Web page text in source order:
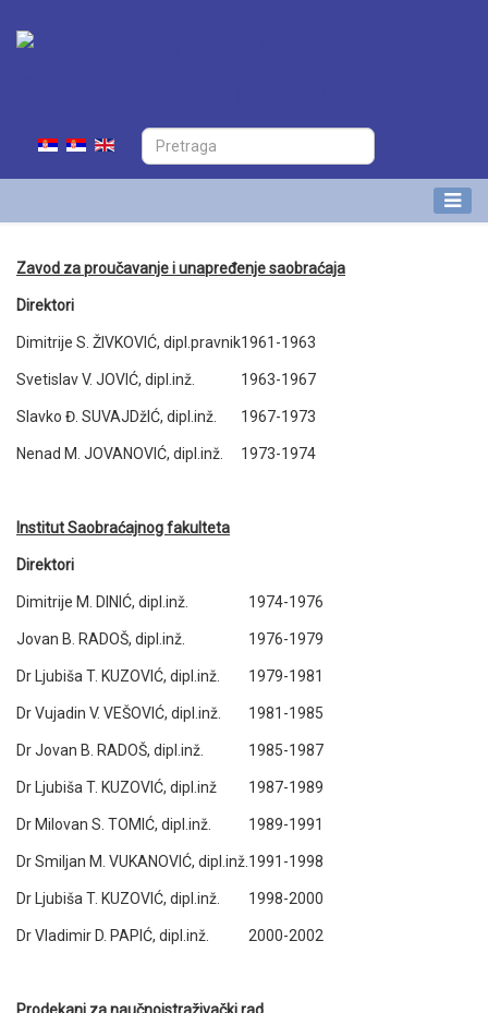
Zavod za proučavanje i unapređenje saobraćaja
Direktori
Dimitrije S. ŽIVKOVIĆ, dipl.pravnik1961-1963
Svetislav V. JOVIĆ, dipl.inž. 1963-1967
Slavko Đ. SUVAJDžIĆ, dipl.inž. 1967-1973
Nenad M. JOVANOVIĆ, dipl.inž. 1973-1974
Institut Saobraćajnog fakulteta
Direktori
Dimitrije M. DINIĆ, dipl.inž. 1974-1976
Jovan B. RADOŠ, dipl.inž. 1976-1979
Dr Ljubiša T. KUZOVIĆ, dipl.inž. 1979-1981
Dr Vujadin V. VEŠOVIĆ, dipl.inž. 1981-1985
Dr Jovan B. RADOŠ, dipl.inž. 1985-1987
Dr Ljubiša T. KUZOVIĆ, dipl.inž 1987-1989
Dr Milovan S. TOMIĆ, dipl.inž. 1989-1991
Dr Smiljan M. VUKANOVIĆ, dipl.inž. 1991-1998
Dr Ljubiša T. KUZOVIĆ, dipl.inž. 1998-2000
Dr Vladimir D. PAPIĆ, dipl.inž. 2000-2002